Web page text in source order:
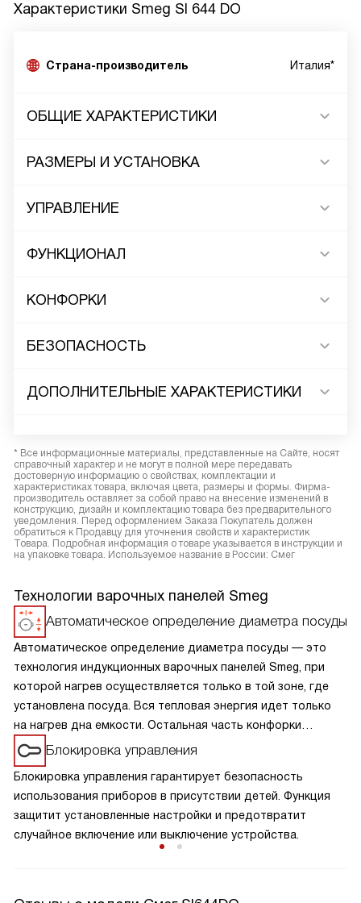
Характеристики Smeg SI 644 DO
Страна-производитель Италия*
ОБЩИЕ ХАРАКТЕРИСТИКИ
РАЗМЕРЫ И УСТАНОВКА
УПРАВЛЕНИЕ
ФУНКЦИОНАЛ
КОНФОРКИ
БЕЗОПАСНОСТЬ
ДОПОЛНИТЕЛЬНЫЕ ХАРАКТЕРИСТИКИ
* Все информационные материалы, представленные на Сайте, носят
справочный характер и не могут в полной мере передавать
достоверную информацию о свойствах, комплектации и
характеристиках товара, включая цвета, размеры и формы. Фирма-
производитель оставляет за собой право на внесение изменений в
конструкцию, дизайн и комплектацию товара без предварительного
уведомления. Перед оформлением Заказа Покупатель должен
обратиться к Продавцу для уточнения свойств и характеристик
Товара. Подробная информация о товаре указывается в инструкции и
на упаковке товара. Используемое название в России: Смег
Технологии варочных панелей Smeg
Автоматическое определение диаметра посуды
Автоматическое определение диаметра посуды — это
технология индукционных варочных панелей Smeg, при
которой нагрев осуществляется только в той зоне, где
установлена посуда. Вся тепловая энергия идет только
на нагрев дна емкости. Остальная часть конфорки
остается холодной, как только вы убираете посуду,
конфорка отключается.
Блокировка управления
Блокировка управления гарантирует безопасность
использования приборов в присутствии детей. Функция
защитит установленные настройки и предотвратит
случайное включение или выключение устройства.